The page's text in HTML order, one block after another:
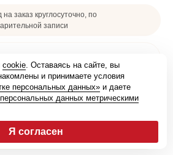
на заказ круглосуточно, по
записи
оплаты
cookie. Оставаясь на сайте, вы
и принимаете условия
персональных данных» и даете
данных метрическими
Я согласен